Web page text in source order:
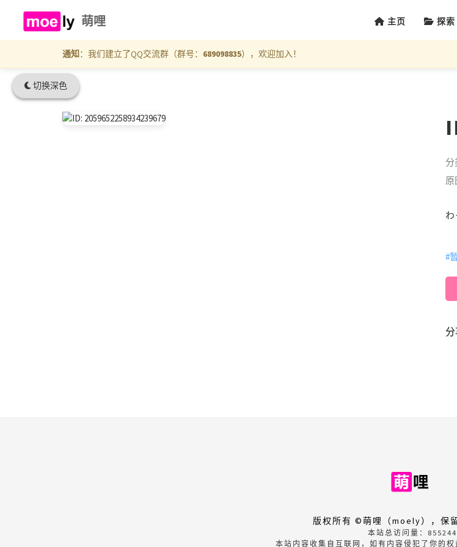
切换深色
萌哩 主页 探索
通知：我们建立了QQ交流群（群号： 689098835），欢迎加入！
分
#
分
版权所有 ©萌哩（moely），保
本站总访问量： 855244
本站内容收集自互联网，如有内容侵犯了你的权